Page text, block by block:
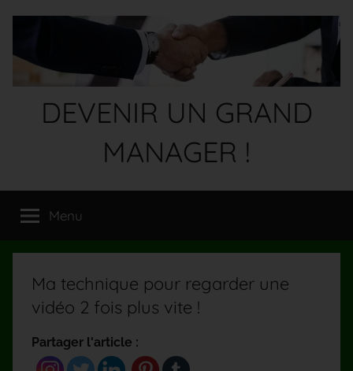
contenu
DEVENIR UN GRAND
MANAGER !
GRAND
!
Menu
Ma technique pour regarder une
vidéo 2 fois plus vite !
Partager l'article :